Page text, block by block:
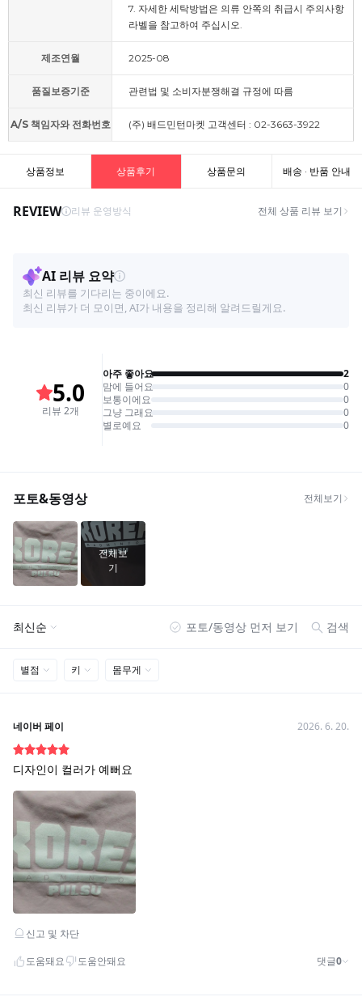
7. 자세한 세탁방법은 의류 안쪽의 취급시 주의사항
라벨을 참고하여 주십시오.
제조연월 2025-08
품질보증기준 관련법 및 소비자분쟁해결 규정에 따름
A/S 책임자와 전화번호 (주) 배드민턴마켓 고객센터 : 02-3663-3922
상품정보 상품후기 상품문의 배송 · 반품 안내